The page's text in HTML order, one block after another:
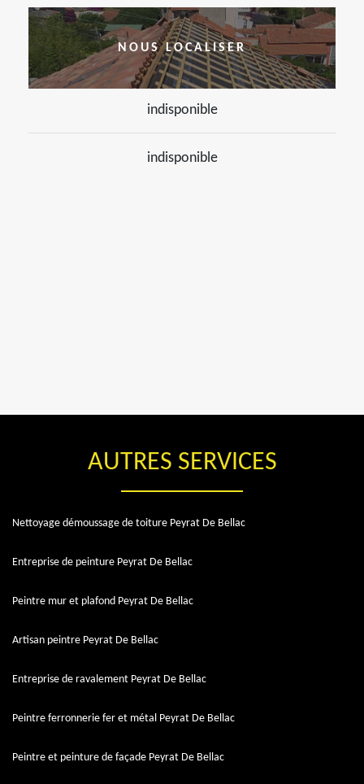
NOUS LOCALISER
indisponible
indisponible
AUTRES SERVICES
Nettoyage démoussage de toiture Peyrat De Bellac
Entreprise de peinture Peyrat De Bellac
Peintre mur et plafond Peyrat De Bellac
Artisan peintre Peyrat De Bellac
Entreprise de ravalement Peyrat De Bellac
Peintre ferronnerie fer et métal Peyrat De Bellac
Peintre et peinture de façade Peyrat De Bellac